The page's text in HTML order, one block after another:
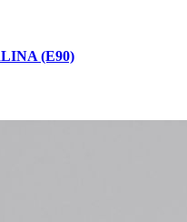
(E90)